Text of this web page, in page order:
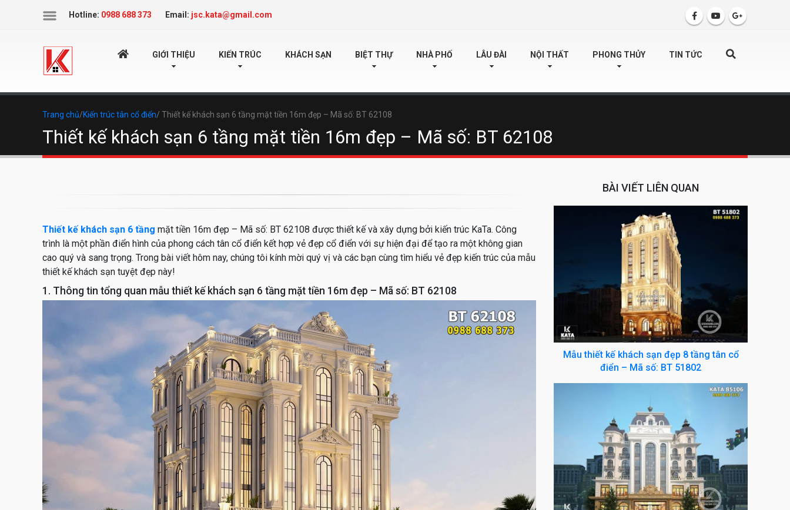
IconHotline: 0988 688 373 Email: jsc.kata@gmail.com
TRANGGIỚI THIỆU KIẾN TRÚC KHÁCH SẠN BIỆT THỰ NHÀ PHỐ LÂU ĐÀI NỘI THẤT PHONG THỦY TIN TỨC
Trang chủ/Kiến trúc tân cổ điển/ Thiết kế khách sạn 6 tầng mặt tiền 16m đẹp – Mã số: BT 62108
Thiết kế khách sạn 6 tầng mặt tiền 16m đẹp – Mã số: BT 62108
Thiết kế khách sạn 6 tầng mặt tiền 16m đẹp – Mã số: BT 62108 được thiết kế và xây dựng bởi kiến trúc KaTa. Công
trình là một phần điển hình của phong cách tân cổ điển kết hợp vẻ đẹp cổ điển với sự hiện đại để tạo ra một không gian
cao quý và sang trọng. Trong bài viết hôm nay, chúng tôi kính mời quý vị và các bạn cùng tìm hiểu vẻ đẹp kiến trúc của mẫu
thiết kế khách sạn tuyệt đẹp này!
1. Thông tin tổng quan mẫu thiết kế khách sạn 6 tầng mặt tiền 16m đẹp – Mã số: BT 62108
BÀI VIẾT LIÊN QUAN
Mẫu thiết kế khách sạn đẹp 8 tầng tân cổ
điển – Mã số: BT 51802